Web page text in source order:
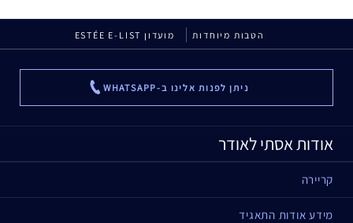
הטבות מיוחדות מועדון ESTÉE E-LIST
ניתן לפנות אלינו ב-WHATSAPP ...
אודות אסתי לאודר
קריירה
מידע אודות התאגיד